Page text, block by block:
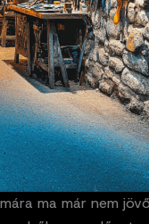
ma már nem